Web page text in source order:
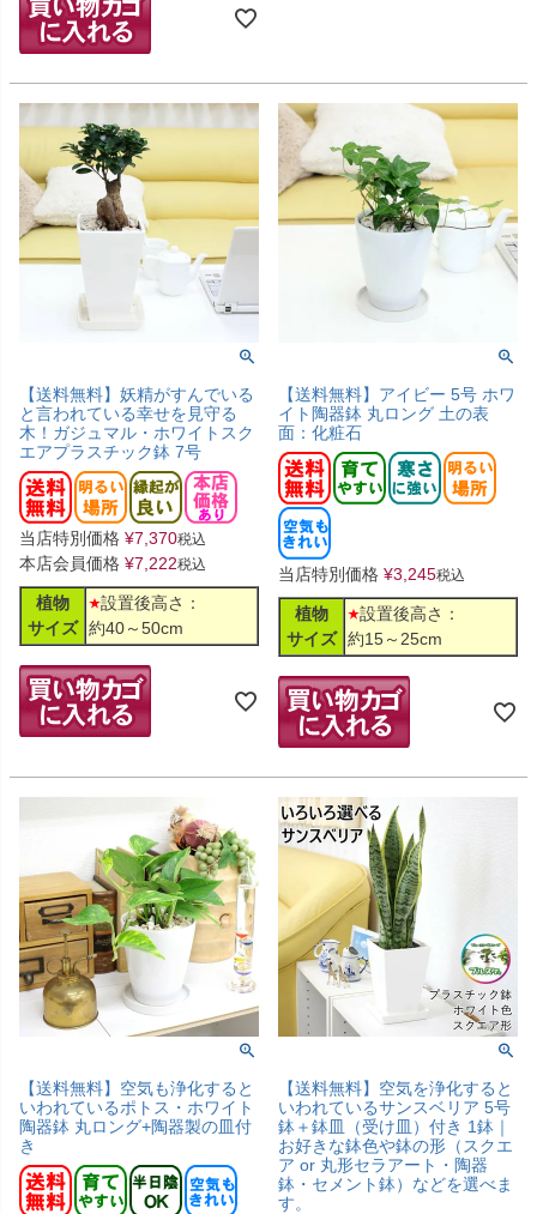
【送料無料】妖精がすんでいる
と言われている幸せを見守る
木！ガジュマル・ホワイトスク
エアプラスチック鉢 7号
当店特別価格 ¥7,370税込
本店会員価格 ¥7,222税込
植物
サイズ
設置後高さ：
約40～50cm
【送料無料】アイビー 5号 ホワ
イト陶器鉢 丸ロング 土の表
面：化粧石
当店特別価格 ¥3,245税込
植物
サイズ
設置後高さ：
約15～25cm
【送料無料】空気も浄化すると
いわれているポトス・ホワイト
陶器鉢 丸ロング+陶器製の皿付
き
【送料無料】空気を浄化すると
いわれているサンスベリア 5号
鉢＋鉢皿（受け皿）付き 1鉢｜
お好きな鉢色や鉢の形（スクエ
ア or 丸形セラアート・陶器
鉢・セメント鉢）などを選べま
す。